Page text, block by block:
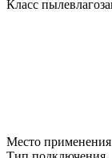
Класс
Место применения